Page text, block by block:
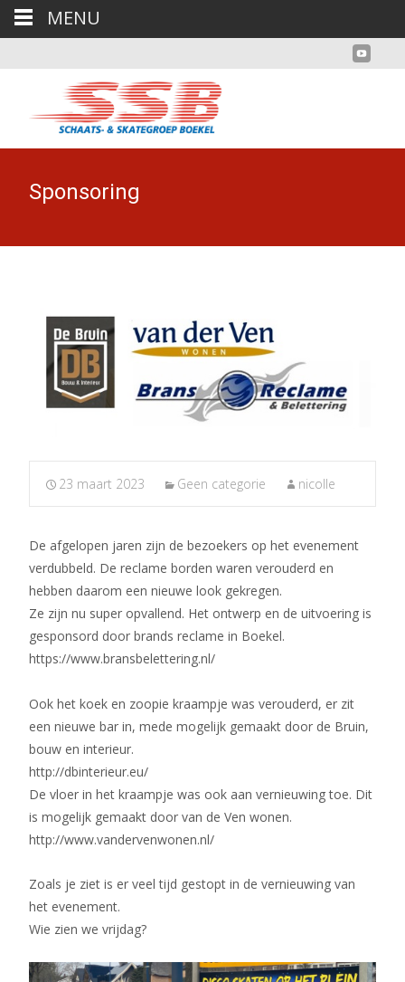
Sponsoring
23 maart 2023 Geen categorie nicolle
De afgelopen jaren zijn de bezoekers op het evenement
verdubbeld. De reclame borden waren verouderd en
hebben daarom een nieuwe look gekregen.
Ze zijn nu super opvallend. Het ontwerp en de uitvoering is
gesponsord door brands reclame in Boekel.
https://www.bransbelettering.nl/
Ook het koek en zoopie kraampje was verouderd, er zit
een nieuwe bar in, mede mogelijk gemaakt door de Bruin,
bouw en interieur.
http://dbinterieur.eu/
De vloer in het kraampje was ook aan vernieuwing toe. Dit
is mogelijk gemaakt door van de Ven wonen.
http://www.vandervenwonen.nl/
Zoals je ziet is er veel tijd gestopt in de vernieuwing van
het evenement.
Wie zien we vrijdag?
MENU